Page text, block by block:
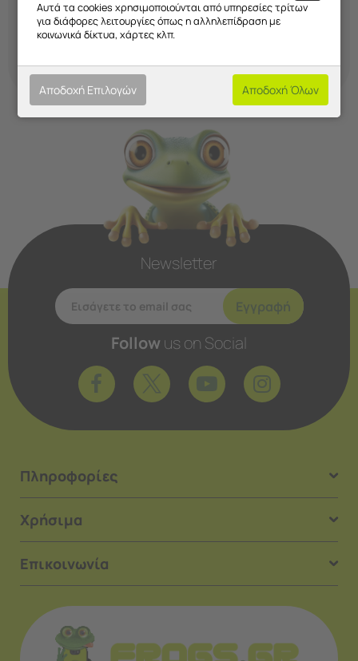
Newsletter
Εγγραφή
Follow us on Social
Πληροφορίες
Χρήσιμα
Επικοινωνία
Αυτά τα cookies χρησιμοποιούνται από υπηρεσίες τρίτων
για διάφορες λειτουργίες όπως η αλληλεπίδραση με
κοινωνικά δίκτυα, χάρτες κλπ.
Αποδοχή Επιλογών Αποδοχή Όλων